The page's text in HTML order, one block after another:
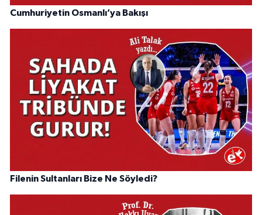
Cumhuriyetin Osmanlı’ya Bakışı
Filenin Sultanları Bize Ne Söyledi?